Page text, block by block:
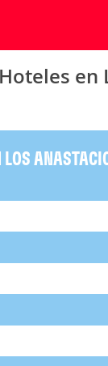
en